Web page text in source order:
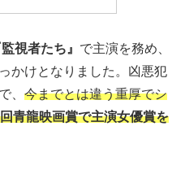
視者たち』 で主演を務め、
かけとなりました。凶悪犯
、 今までとは違う重厚でシ
青龍映画賞で主演女優賞を